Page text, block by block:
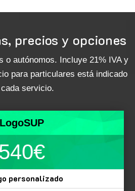
precios y opciones
o autónomos. Incluye 21% IVA y
para particulares está indicado
servicio.
LogoSUP
personalizado